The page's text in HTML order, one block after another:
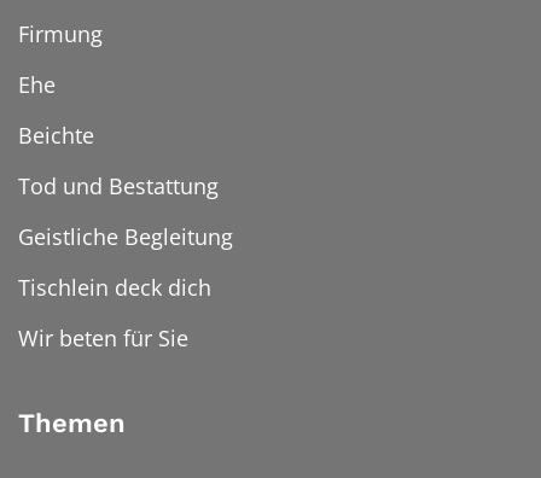
Firmung
Ehe
Beichte
Tod und Bestattung
Geistliche Begleitung
Tischlein deck dich
Wir beten für Sie
Themen